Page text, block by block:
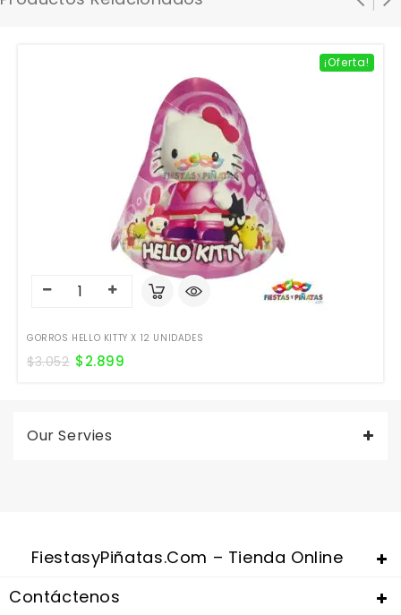
¡Oferta!
GORROS HELLO KITTY X 12 UNIDADES
$3.052 $2.899
Our Servies
FiestasyPiñatas.com – Tienda Online
Contáctenos